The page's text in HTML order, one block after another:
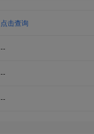
点击查询
--
--
--